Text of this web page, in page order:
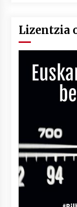
Lizentzia